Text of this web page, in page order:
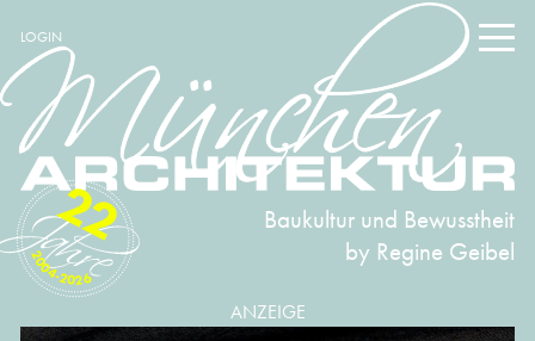
LOGIN
Baukultur und Bewusstheit
by Regine Geibel
2004-2026
22
ANZEIGE